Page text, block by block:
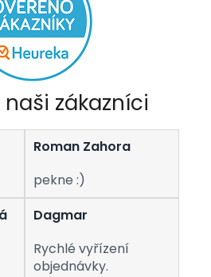
zákazníci
Roman Zahora
pekne :)
Dagmar
Rychlé vyřízení
objednávky.